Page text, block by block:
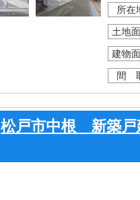
所在
土地
建物
間
松戸市中根 新築